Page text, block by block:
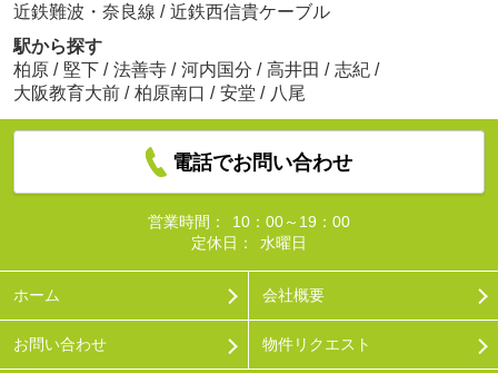
近鉄難波・奈良線 / 近鉄西信貴ケーブル
駅から探す
柏原 / 堅下 / 法善寺 / 河内国分 / 高井田 / 志紀 /
大阪教育大前 / 柏原南口 / 安堂 / 八尾
電話でお問い合わせ
営業時間：
10：00～19：00
定休日：
水曜日
ホーム 会社概要
お問い合わせ 物件リクエスト